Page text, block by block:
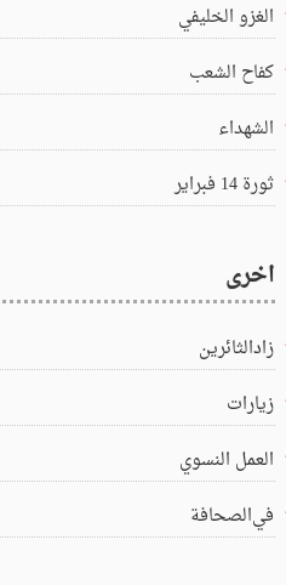
الغزو الخليفي
كفاح الشعب
الشهداء
ثورة 14 فبراير
اخرى
زادالثائرين
زيارات
العمل النسوي
في‌الصحافة